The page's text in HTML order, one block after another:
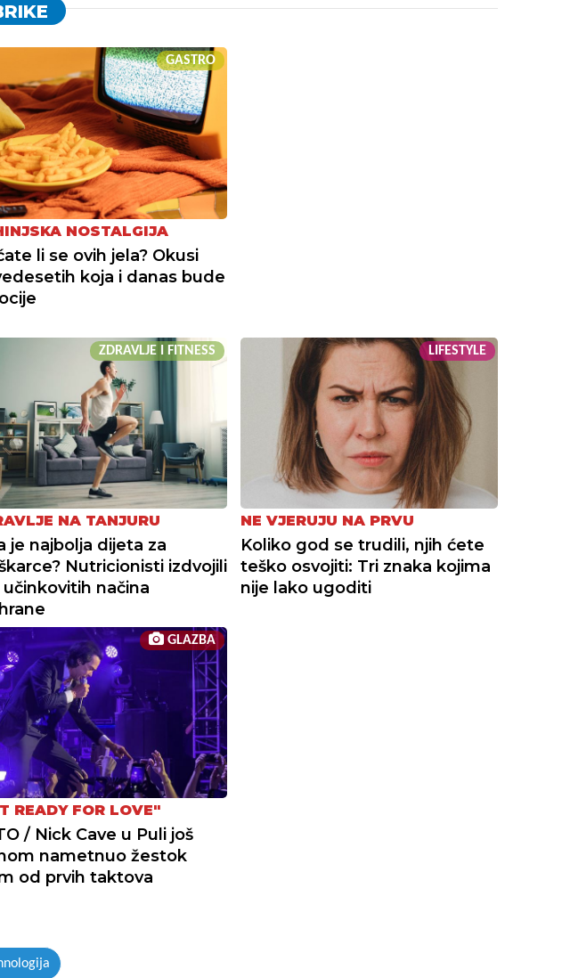
GASTRO
NOSTALGIJA
li se ovih jela? Okusi
koja i danas bude
ZDRAVLJE I FITNESS
NA TANJURU
je najbolja dijeta za
Nutricionisti izdvojili
načina
LIFESTYLE
NE VJERUJU NA PRVU
Koliko god se trudili, njih ćete
teško osvojiti: Tri znaka kojima
nije lako ugoditi
GLAZBA
READY FOR LOVE"
/ Nick Cave u Puli još
nametnuo žestok
od prvih taktova